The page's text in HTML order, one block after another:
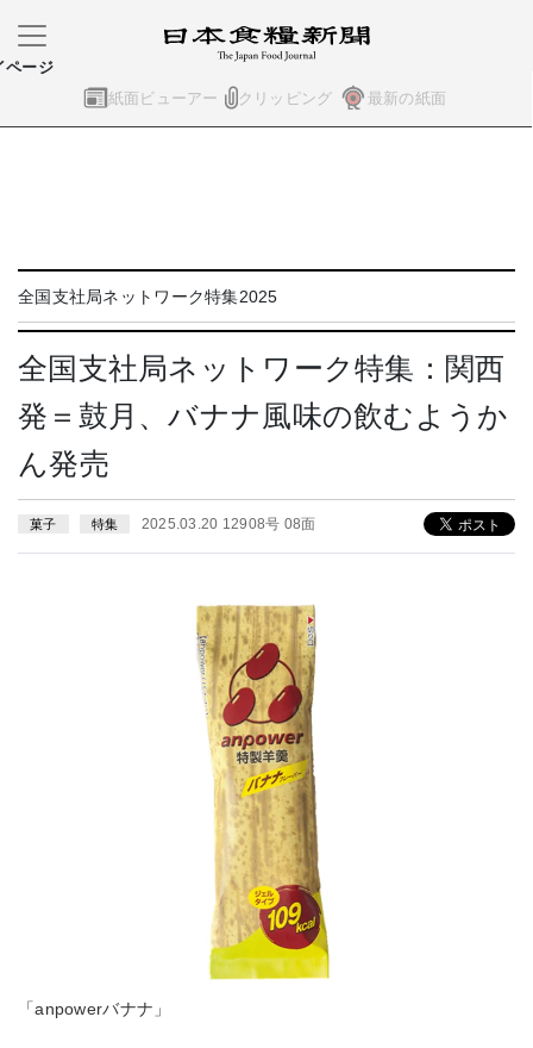
紙面ビューアー クリッピング 最新の紙面
ページ
全国支社局ネットワーク特集2025
全国支社局ネットワーク特集：関西
発＝鼓月、バナナ風味の飲むようか
ん発売
菓子 特集 2025.03.20 12908号 08面
「anpowerバナナ」